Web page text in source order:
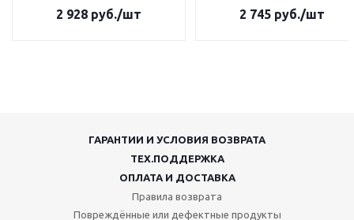
2 928 руб./шт 2 745 руб./шт
ГАРАНТИИ И УСЛОВИЯ ВОЗВРАТА
ТЕХ.ПОДДЕРЖКА
ОПЛАТА И ДОСТАВКА
Правила возврата
Повреждённые или дефектные продукты